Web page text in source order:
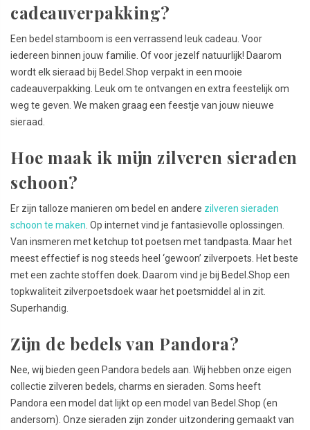
cadeauverpakking?
Een bedel stamboom is een verrassend leuk cadeau. Voor
iedereen binnen jouw familie. Of voor jezelf natuurlijk! Daarom
wordt elk sieraad bij Bedel.Shop verpakt in een mooie
cadeauverpakking. Leuk om te ontvangen en extra feestelijk om
weg te geven. We maken graag een feestje van jouw nieuwe
sieraad.
Hoe maak ik mijn zilveren sieraden
schoon?
Er zijn talloze manieren om bedel en andere zilveren sieraden
schoon te maken . Op internet vind je fantasievolle oplossingen.
Van insmeren met ketchup tot poetsen met tandpasta. Maar het
meest effectief is nog steeds heel ‘gewoon’ zilverpoets. Het beste
met een zachte stoffen doek. Daarom vind je bij Bedel.Shop een
topkwaliteit zilverpoetsdoek waar het poetsmiddel al in zit.
Superhandig.
Zijn de bedels van Pandora?
Nee, wij bieden geen Pandora bedels aan. Wij hebben onze eigen
collectie zilveren bedels, charms en sieraden. Soms heeft
Pandora een model dat lijkt op een model van Bedel.Shop (en
andersom). Onze sieraden zijn zonder uitzondering gemaakt van